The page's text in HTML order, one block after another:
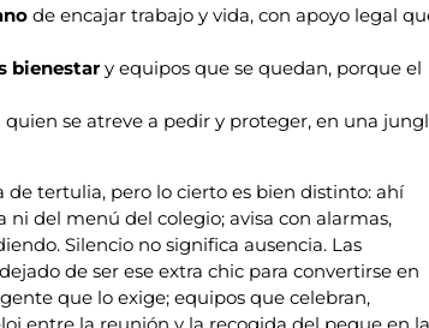
de encajar trabajo y vida, con apoyo legal
bienestary equipos que se quedan, porque el
quien se atreve a pedir y proteger, en una
tertulia, pero lo cierto es bien distinto: ahí
del menú del colegio; avisa con alarmas,
Silencio no significa ausencia. Las
de ser ese extra chic para convertirse en
que lo exige; equipos que celebran,